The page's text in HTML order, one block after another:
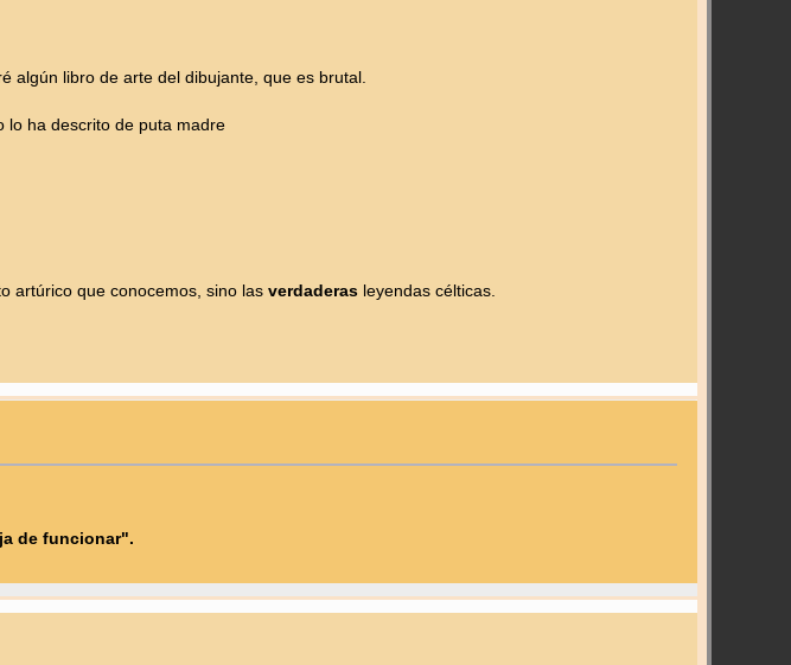
algún libro de arte del dibujante, que es brutal.
lo ha descrito de puta madre
artúrico que conocemos, sino las verdaderasleyendas célticas.
de funcionar".